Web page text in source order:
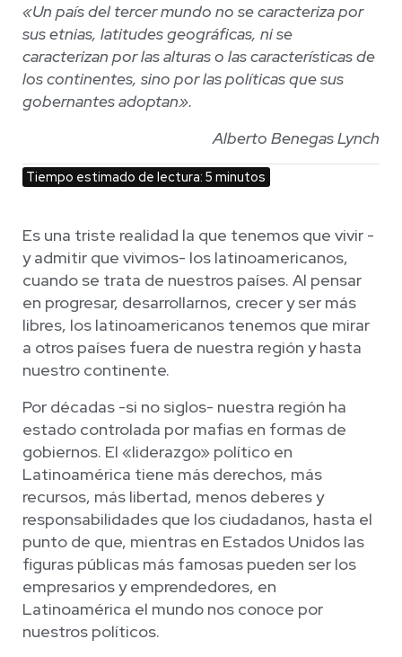
«Un país del tercer mundo no se caracteriza por
sus etnias, latitudes geográficas, ni se
caracterizan por las alturas o las características de
los continentes, sino por las políticas que sus
gobernantes adoptan».
Alberto Benegas Lynch
Tiempo estimado de lectura: 5 minutos
Es una triste realidad la que tenemos que vivir -
y admitir que vivimos- los latinoamericanos,
cuando se trata de nuestros países. Al pensar
en progresar, desarrollarnos, crecer y ser más
libres, los latinoamericanos tenemos que mirar
a otros países fuera de nuestra región y hasta
nuestro continente.
Por décadas -si no siglos- nuestra región ha
estado controlada por mafias en formas de
gobiernos. El «liderazgo» político en
Latinoamérica tiene más derechos, más
recursos, más libertad, menos deberes y
responsabilidades que los ciudadanos, hasta el
punto de que, mientras en Estados Unidos las
figuras públicas más famosas pueden ser los
empresarios y emprendedores, en
Latinoamérica el mundo nos conoce por
nuestros políticos.